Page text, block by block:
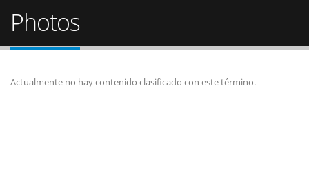
Photos
Actualmente no hay contenido clasificado con este término.